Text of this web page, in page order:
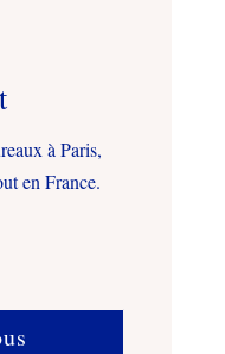
à Paris,
en France.